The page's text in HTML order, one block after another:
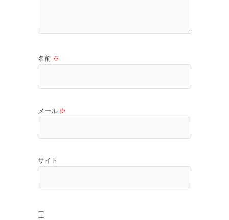
名前 ※
メール ※
サイト